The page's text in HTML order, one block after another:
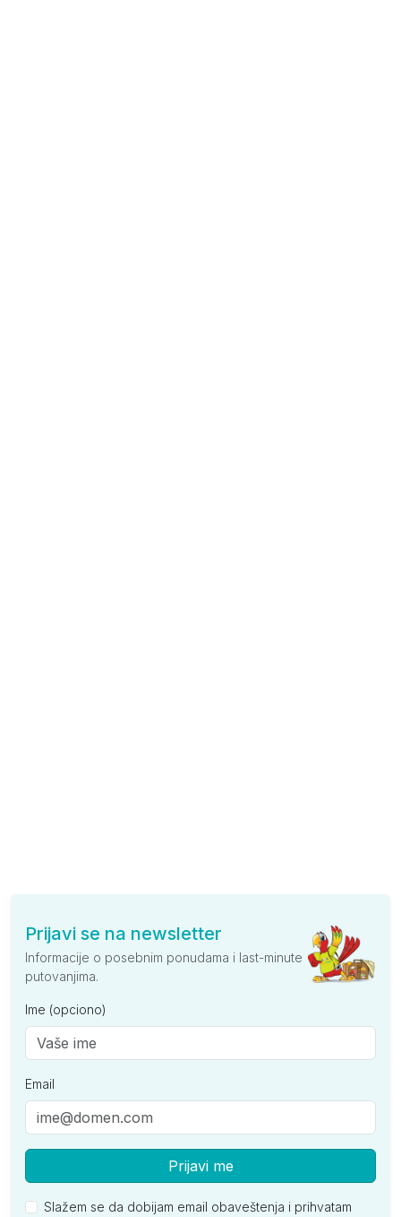
Prijavi se na newsletter
Informacije o posebnim ponudama i last-minute
putovanjima.
Ime (opciono)
Email
Prijavi me
Slažem se da dobijam email obaveštenja i prihvatam